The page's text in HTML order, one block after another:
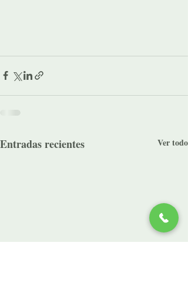
Entradas recientes Ver todo